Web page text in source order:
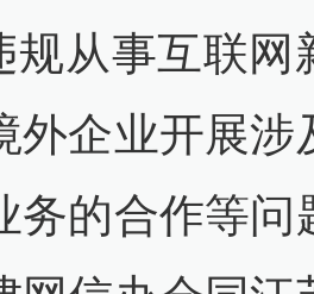
规从事互联网
外企业开展涉
务的合作等问